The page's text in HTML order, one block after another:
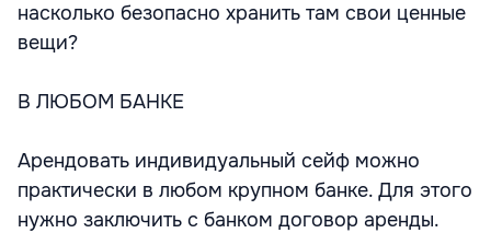
насколько безопасно хранить там свои ценные
вещи?
В ЛЮБОМ БАНКЕ
Арендовать индивидуальный сейф можно
практически в любом крупном банке. Для этого
нужно заключить с банком договор аренды.